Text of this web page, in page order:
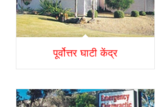
पूर्वोत्तर घाटी केंद्र